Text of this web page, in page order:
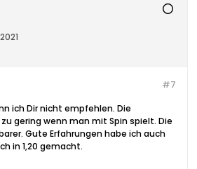
#7
ich Dir nicht empfehlen. Die
gering wenn man mit Spin spielt. Die
Gute Erfahrungen habe ich auch
in 1,20 gemacht.